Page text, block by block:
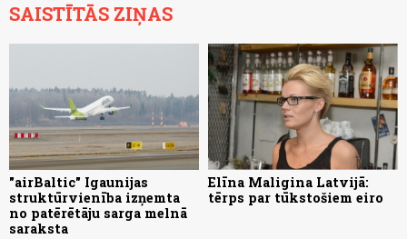
SAISTĪTĀS ZIŅAS
"airBaltic" Igaunijas
struktūrvienība izņemta
no patērētāju sarga melnā
saraksta
Elīna Maligina Latvijā:
tērps par tūkstošiem eiro